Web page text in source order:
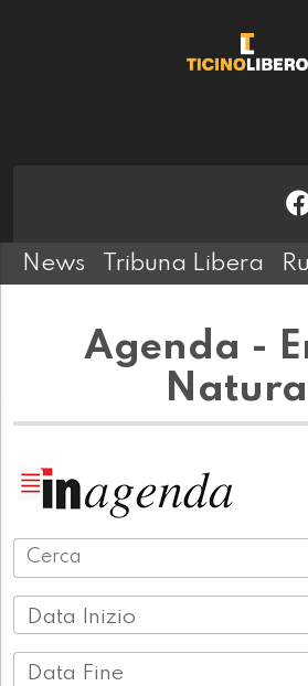
News Tribuna Libera
Agenda -
Data Inizio
Data Fine